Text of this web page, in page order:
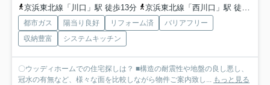
京浜東北線「川口」駅 徒歩13分
京浜東北線「西川口」駅 徒歩15分
都市ガス 陽当り良好 リフォーム済
バリアフリー
収納豊富
システムキッチン
〇ウッディホームでの住宅探しは？ ■構造の耐震性や地盤の良し悪し、
冠水の有無など、様々な面を比較しながら物件ご案内致し... もっと見る